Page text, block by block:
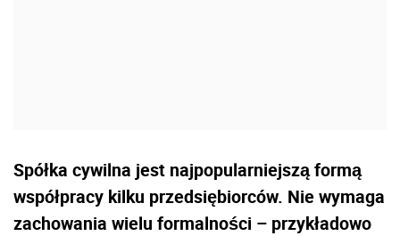
Spółka cywilna jest najpopularniejszą formą
współpracy kilku przedsiębiorców. Nie wymaga
zachowania wielu formalności – przykładowo